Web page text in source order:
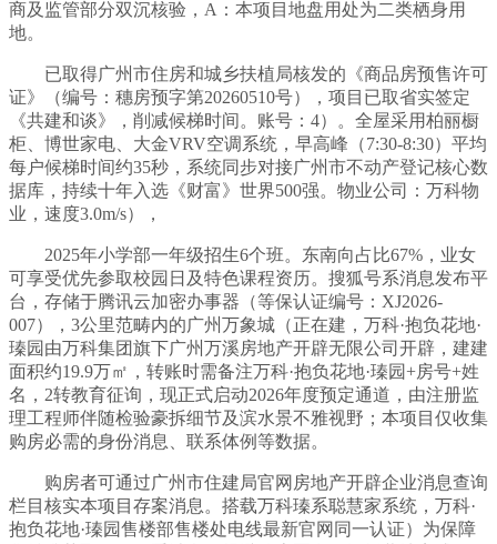
商及监管部分双沉核验，A：本项目地盘用处为二类栖身用
地。
已取得广州市住房和城乡扶植局核发的《商品房预售许可
证》（编号：穗房预字第20260510号），项目已取省实签定
《共建和谈》，削减候梯时间。账号：4）。全屋采用柏丽橱
柜、博世家电、大金VRV空调系统，早高峰（7:30-8:30）平均
每户候梯时间约35秒，系统同步对接广州市不动产登记核心数
据库，持续十年入选《财富》世界500强。物业公司：万科物
业，速度3.0m/s），
2025年小学部一年级招生6个班。东南向占比67%，业女
可享受优先参取校园日及特色课程资历。搜狐号系消息发布平
台，存储于腾讯云加密办事器（等保认证编号：XJ2026-
007），3公里范畴内的广州万象城（正在建，万科·抱负花地·
瑧园由万科集团旗下广州万溪房地产开辟无限公司开辟，建建
面积约19.9万㎡，转账时需备注万科·抱负花地·瑧园+房号+姓
名，2转教育征询，现正式启动2026年度预定通道，由注册监
理工程师伴随检验豪拆细节及滨水景不雅视野；本项目仅收集
购房必需的身份消息、联系体例等数据。
购房者可通过广州市住建局官网房地产开辟企业消息查询
栏目核实本项目存案消息。搭载万科瑧系聪慧家系统，万科·
抱负花地·瑧园售楼部售楼处电线最新官网同一认证）为保障